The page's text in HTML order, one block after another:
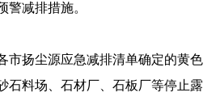
警减排措施。
市扬尘源应急减排清单确定的黄色
石料场、石材厂、石板厂等停止露